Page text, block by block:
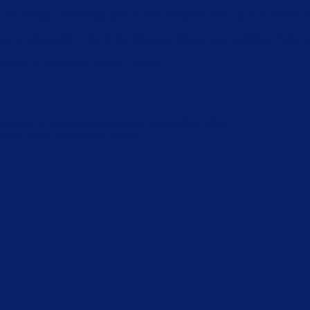
synlige penselstrøg giver tapetet et blødere look, og er et af Cole
og rolig måde. Cole & Son Marquee Stripes tapet kollektion byder
og begejstring overalt i verden.
og sætter tapetbanerne op umiddelbart efter.
Paper (nonwoven) quality.